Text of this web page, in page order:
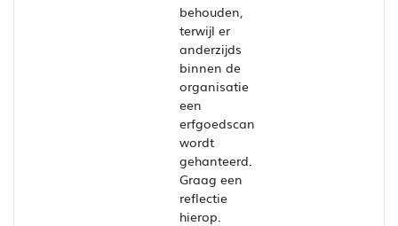
behouden,
terwijl er
anderzijds
binnen de
organisatie
een
erfgoedscan
wordt
gehanteerd.
Graag een
reflectie
hierop.